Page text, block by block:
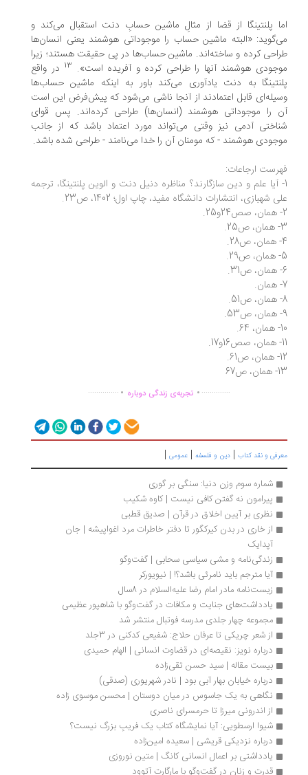
پلنتینگا از قضا از مثالِ ماشین حسابِ دنت استقبال می‌کند و
«البته ماشین حساب را موجوداتی هوشمند یعنی انسان‌ها
کرده و ساخته‌اند. ماشین حساب‌ها در پی حقیقت هستند؛ زیرا
هوشمند آنها را طراحی کرده و آفریده است».13در واقع
به دنت یادآوری می‌کند باور به اینکه ماشین حساب‌ها
قابل اعتمادند از آنجا ناشی می‌شود که پیش‌فرض این است
را موجوداتی هوشمند (انسان‌ها) طراحی کرده‌‌اند. پس قوای
آدمی نیز وقتی می‌تواند مورد اعتماد باشد که از جانب
هوشمند - که مومنان آن را خدا می‌نامند - طراحی شده باشد.
ارجاعات:
آیا علم و دین سازگارند؟ مناظره دنیل دنت و الوین پلنتینگا، ترجمه
شهبازی، انتشارات دانشگاه مفید، چاپ اول؛ 1402، ص23.
............... .تجربه‌ی زندگی دوباره ...............
و نقد کتاب|دین و فلسفه|عمومی|
شماره‌ سوم وزن دنیا: سنگی بر گوری
پیرامون نه گفتن کافی نیست | کاوه شکیب
نظری بر آیین اخلاق در قرآن | صدیق قطبی
از خاری در بدن کیرکگور تا دفتر خاطرات مرد اغواپیشه | جان
زندگی‌نامه و مشی سیاسی سحابی | گفت‌وگو
آیا مترجم باید نامرئی باشد؟! | نیویورکر
زیست‌نامه مادر امام رضا علیه‌السلام در 8سال
یادداشت‌های جنایت و مکافات در گفت‌وگو با شاهپور عظیمی
مجموعه چهار جلدی مدرسه فوتبال منتشر شد
از شعر چریکی تا عرفان حلاج: شفیعی کدکنی در 3جلد
درباره نویز: نقیصه‌ای در قضاوت انسانی | الهام حمیدی
بیست مقاله | سید حسن تقی‌زاده
درباره خیابان بهار آبی بود | نادر شهریوری (صدقی)
نگاهی به یک جاسوس در میان دوستان | محسن موسوی زاده
از اندرونی میرزا تا حرمسرای ناصری
شیوا ارسطویی: آیا نمایشگاه کتاب یک فریبِ بزرگ نیست؟
درباره نزدیکی قریشی | سعیده امین‌زاده
یادداشتی بر اعمال انسانی کانگ | متین نوروزی
قدرت و زنان در گفت‌وگو با مارگارت آتوود